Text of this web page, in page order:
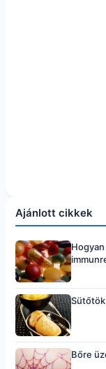
Ajánlott cikkek
Bőre